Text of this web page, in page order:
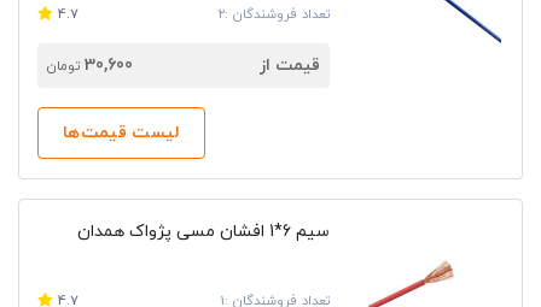
تعداد فروشندگان :2 4.7
قیمت از 30,600 تومان
لیست قیمت‌ها
سیم 6*1 افشان مسی پژواک همدان
تعداد فروشندگان :1 4.7